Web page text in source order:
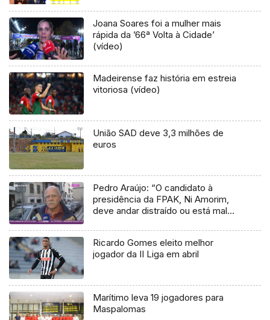
Joana Soares foi a mulher mais
rápida da ’66ª Volta à Cidade’
(vídeo)
Madeirense faz história em estreia
vitoriosa (vídeo)
União SAD deve 3,3 milhões de
euros
Pedro Araújo: “O candidato à
presidência da FPAK, Ni Amorim,
deve andar distraído ou está mal
Ricardo Gomes eleito melhor
jogador da II Liga em abril
Marítimo leva 19 jogadores para
Maspalomas